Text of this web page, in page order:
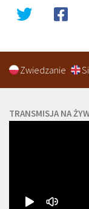
Zwiedzanie
TRANSMISJA NA